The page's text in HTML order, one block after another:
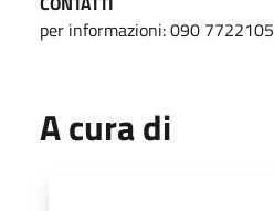
per informazioni: 090 7722105
A cura di